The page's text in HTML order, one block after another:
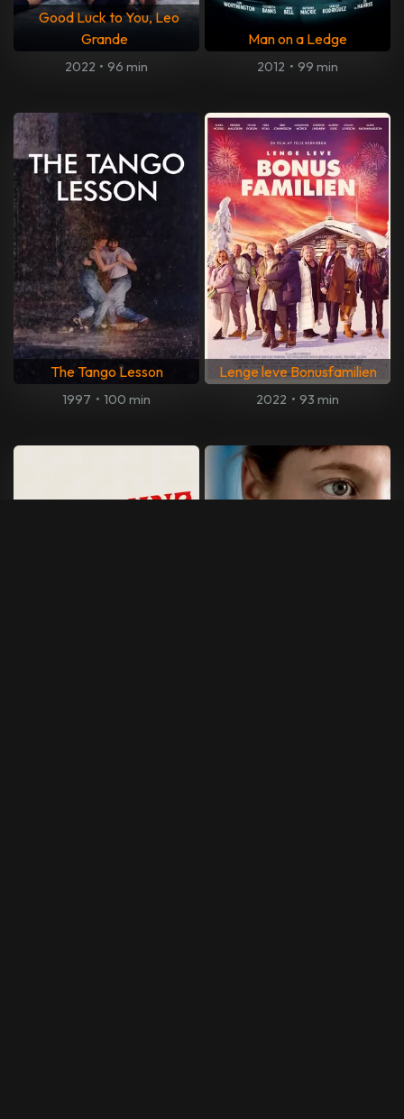
Good Luck to You, Leo
Grande
2022 • 96 min
Man on a Ledge
2012 • 99 min
The Tango Lesson
1997 • 100 min
Lenge leve Bonusfamilien
2022 • 93 min